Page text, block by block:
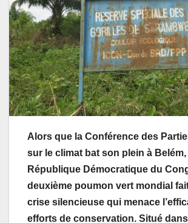
Alors que la Conférence des
sur le climat bat son plein à
République Démocratique du
deuxième poumon vert mondial
crise silencieuse qui menace
efforts de conservation. Situé